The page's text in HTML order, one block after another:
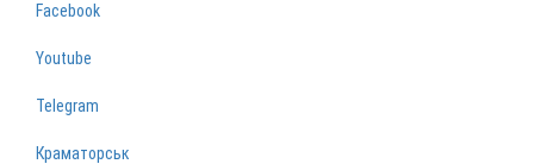
Facebook
Youtube
Telegram
Краматорськ